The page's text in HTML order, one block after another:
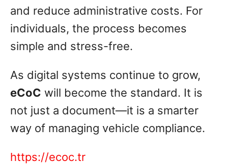
and reduce administrative costs. For
individuals, the process becomes
simple and stress-free.
As digital systems continue to grow,
eCoC will become the standard. It is
not just a document—it is a smarter
way of managing vehicle compliance.
https://ecoc.tr